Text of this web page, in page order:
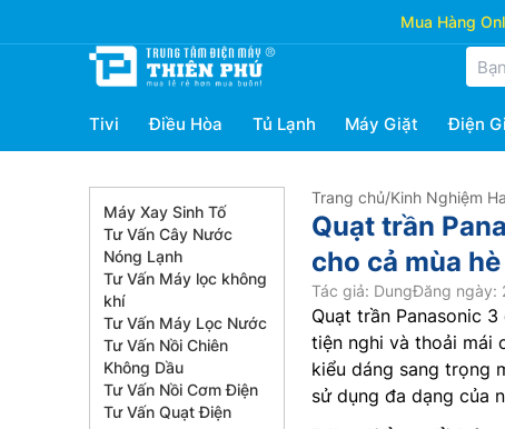
Mua Hàng
Tivi Điều Hòa Tủ Lạnh Máy Giặt Điện
Máy Xay Sinh Tố
Tư Vấn Cây Nước
Nóng Lạnh
Tư Vấn Máy lọc không
khí
Tư Vấn Máy Lọc Nước
Tư Vấn Nồi Chiên
Không Dầu
Tư Vấn Nồi Cơm Điện
Tư Vấn Quạt Điện
Trang chủ/Kinh Nghiệm
Quạt trần
cho cả mùa
Tác giả: DungĐăng ngày:
Quạt trần Panasonic 3
tiện nghi và thoải mái
kiểu dáng sang trọng
sử dụng đa dạng của